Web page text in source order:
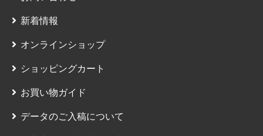
新着情報
オンラインショップ
ショッピングカート
お買い物ガイド
データのご入稿について